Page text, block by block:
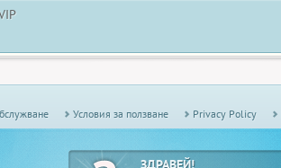
Условия за ползване Privacy Policy
ЗДРАВЕЙ!